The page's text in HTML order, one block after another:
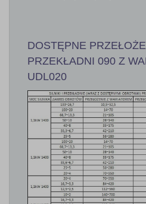
DOSTĘPNE
PRZEKŁADNI 090 Z
UDL020